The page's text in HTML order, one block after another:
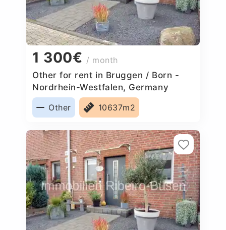
1 300€ / month
Other for rent in Bruggen / Born -
Nordrhein-Westfalen, Germany
Other
10637m2